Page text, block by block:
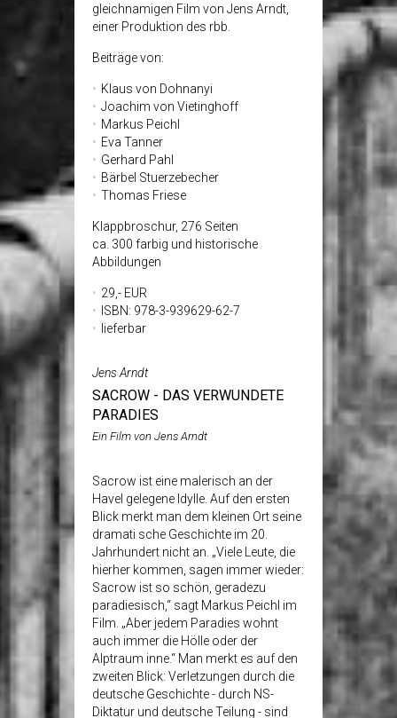
gleichnamigen Film von Jens Arndt,
einer Produktion des rbb.
Beiträge von:
Klaus von Dohnanyi
Joachim von Vietinghoff
Markus Peichl
Eva Tanner
Gerhard Pahl
Bärbel Stuerzebecher
Thomas Friese
Klappbroschur, 276 Seiten
ca. 300 farbig und historische
Abbildungen
29,- EUR
ISBN: 978-3-939629-62-7
lieferbar
Jens Arndt
SACROW - DAS VERWUNDETE
PARADIES
Ein Film von Jens Arndt
Sacrow ist eine malerisch an der
Havel gelegene Idylle. Auf den ersten
Blick merkt man dem kleinen Ort seine
dramati sche Geschichte im 20.
Jahrhundert nicht an. „Viele Leute, die
hierher kommen, sagen immer wieder:
Sacrow ist so schön, geradezu
paradiesisch,“ sagt Markus Peichl im
Film. „Aber jedem Paradies wohnt
auch immer die Hölle oder der
Alptraum inne.“ Man merkt es auf den
zweiten Blick: Verletzungen durch die
deutsche Geschichte - durch NS-
Diktatur und deutsche Teilung - sind